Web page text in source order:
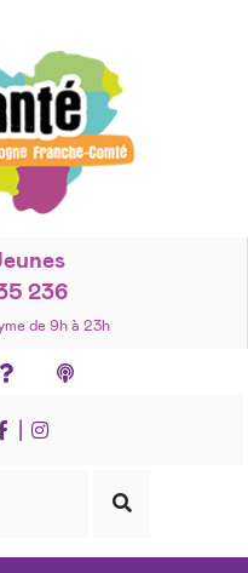
236
de 9h à 23h
Foire aux questions
Lancer
recherche